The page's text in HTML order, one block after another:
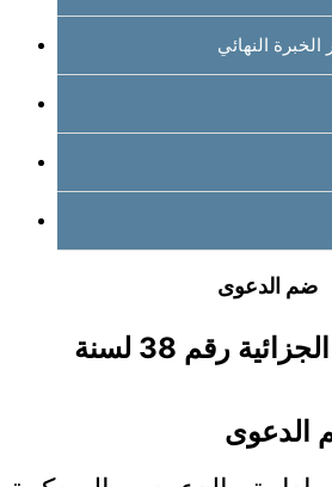
النهائي
ضم الدعوى
قانون الإجراءات الجزائية رقم 38 لسنة